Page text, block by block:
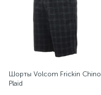
Шорты Volcom Frickin Chino
Plaid